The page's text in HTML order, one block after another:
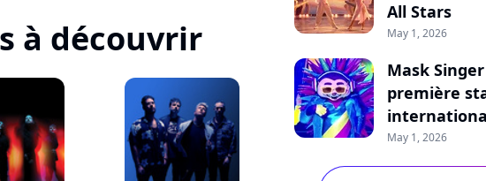
à découvrir
All Stars
May 1, 2026
Mask
première
May 1, 2026